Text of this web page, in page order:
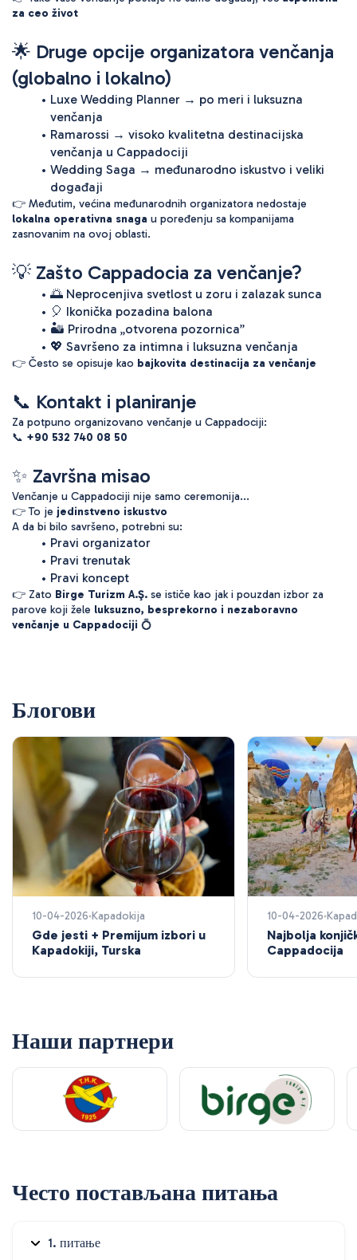
za ceo život
🌟 Druge opcije organizatora venčanja
(globalno i lokalno)
Luxe Wedding Planner → po meri i luksuzna
venčanja
Ramarossi → visoko kvalitetna destinacijska
venčanja u Cappadociji
Wedding Saga → međunarodno iskustvo i veliki
događaji
lokalna operativna snaga u poređenju sa kompanijama
zasnovanim na ovoj oblasti.
💡 Zašto Cappadocia za venčanje?
🌅 Neprocenjiva svetlost u zoru i zalazak sunca
🎈 Ikonička pozadina balona
🏜️ Prirodna „otvorena pozornica”
💖 Savršeno za intimna i luksuzna venčanja
👉 Često se opisuje kao bajkovita destinacija za venčanje
📞 Kontakt i planiranje
Za potpuno organizovano venčanje u Cappadociji:
📞 +90 532 740 08 50
✨ Završna misao
Venčanje u Cappadociji nije samo ceremonija...
👉 To je jedinstveno iskustvo
A da bi bilo savršeno, potrebni su:
Pravi organizator
Pravi trenutak
Pravi koncept
👉 Zato Birge Turizm A.Ş. se ističe kao jak i pouzdan izbor za
parove koji žele luksuzno, besprekorno i nezaboravno
venčanje u Cappadociji 💍
Блогови
10-04-2026 Kapadokija
Gde jesti + Premijum izbori u
Kapadokiji, Turska
10-04-2026
Najbolja
Cappadocija
Наши партнери
Често постављана питања
1. питање